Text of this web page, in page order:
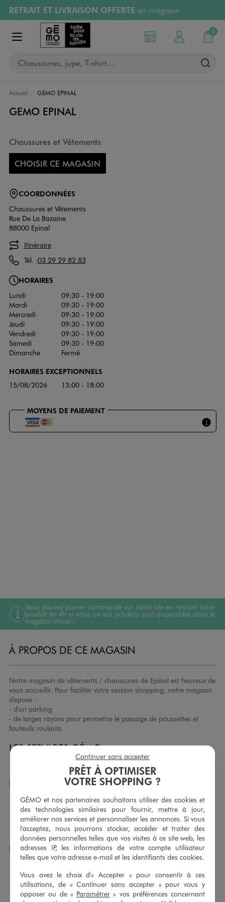
Aller au contenu principal
Aller à la navigation
RETRAIT ET LIVRAISON OFFERTE en magasin
Retours OFFERTSpendant 30 jours
PAYEZ EN 3x SANS FRAIS
RÉSERVATION GRATUITE
Afficher le menu
Chaussures, jupe, T-shirt…
Choisir mon magasin
Mon compte
0
Mon
Accueil GEMO EPINAL
GEMO EPINAL
Chaussures et Vêtements
CHOISIR CE MAGASIN
COORDONNÉES
Chaussures et Vêtements
Rue De La Bazaine
88000 Epinal
Itinéraire
Tél. :03 29 29 82 83
HORAIRES
Lundi
09:30 - 19:00
Mardi
09:30 - 19:00
Mercredi
09:30 - 19:00
Jeudi
09:30 - 19:00
Vendredi
09:30 - 19:00
Samedi
09:30 - 19:00
Dimanche
Fermé
HORAIRES EXCEPTIONNELS
15/08/2026 13:00 - 18:00
MOYENS DE PAIEMENT
Vous pouvez passer commande sur notre site en retirant votre
produit en 4h si votre ou vos article(s) sont disponibles dans le
magasin choisi !
À PROPOS DE CE MAGASIN
Notre magasin de vêtements / chaussures de Epinal est heureux de
vous accueillir. Pour faciliter votre session shopping, notre magasin
dispose :
- d'un parking
- de larges rayons pour permettre le passage de poussettes et
fauteuils roulants
LES SERVICES GÉMO
JE PEUX CHANGER D’AVIS
Nous échangeons et vous proposons un avoir ou un
remboursement pour tout article non porté, non retouché,
sous 30 jours, sur simple présentation du ticket de caisse,
dans tous les magasins GÉMO.
JE PEUX FAIRE RETOUCHER MES ARTICLES
Ourlets, ceintures… vous avez la possibilité de faire
retoucher vos articles textiles dans nos magasins. Les tarifs
sont à votre disposition sur simple demande. Voir
conditions en magasins.
PRÊT À OPTIMISER
VOTRE SHOPPING ?
GÉMO et nos partenaires souhaitons utiliser des cookies et
des technologies similaires pour fournir, mettre à jour,
améliorer nos services et personnaliser les annonces. Si vous
l'acceptez, nous pourrons stocker, accéder et traiter des
données personnelles telles que vos visites à ce site web, les
adresses IP, les informations de votre compte utilisateur
telles que votre adresse e-mail et les identifiants des cookies.
Vous avez le choix d'« Accepter » pour consentir à ces
utilisations, de « Continuer sans accepter » pour vous y
opposer ou de « Paramétrer » vos préférences concernant
Continuer sans accepter